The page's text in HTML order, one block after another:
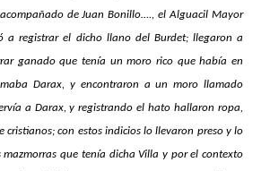
de Juan Bonillo…., el Alguacil Mayor
a registrar el dicho llano del Burdet; llegaron a
ganado que tenía un moro rico que había en
Darax, y encontraron a un moro llamado
a Darax, y registrando el hato hallaron ropa,
cristianos; con estos indicios lo llevaron preso y lo
que tenía dicha Villa y por el contexto